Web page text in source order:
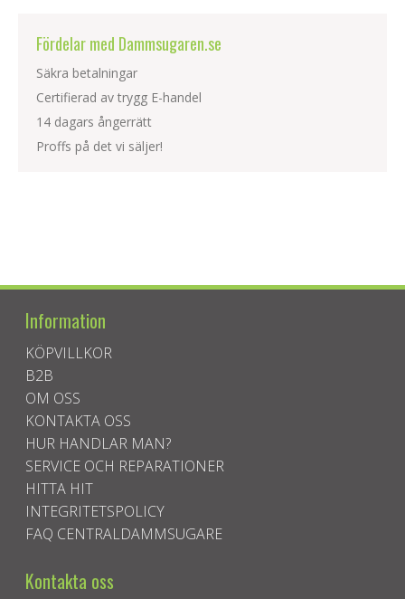
Fördelar med Dammsugaren.se
Säkra betalningar
Certifierad av trygg E-handel
14 dagars ångerrätt
Proffs på det vi säljer!
Information
KÖPVILLKOR
B2B
OM OSS
KONTAKTA OSS
HUR HANDLAR MAN?
SERVICE OCH REPARATIONER
HITTA HIT
INTEGRITETSPOLICY
FAQ CENTRALDAMMSUGARE
Kontakta oss